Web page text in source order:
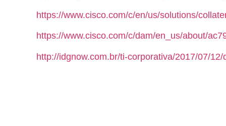
https://www.cisco.com/c/en/us/solutions/
https://www.cisco.com/c/dam/en_us/about/
http://idgnow.com.br/ti-corporativa/2017/07/